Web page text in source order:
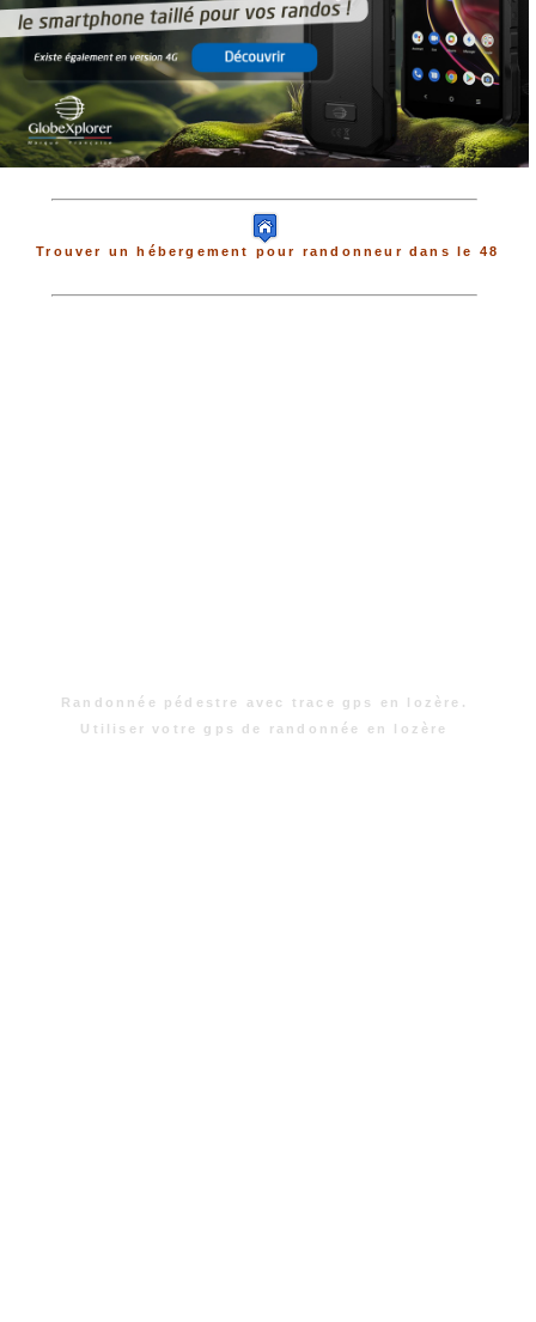
Trouver un hébergement pour randonneur dans le 48
Randonnée pédestre avec trace gps en lozère.
Utiliser votre gps de randonnée en lozère